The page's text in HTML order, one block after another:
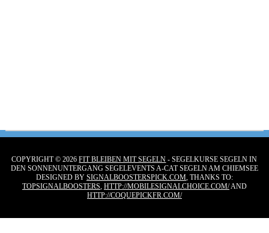
COPYRIGHT © 2026FIT BLEIBEN MIT SEGELN - SEGELKURSE SEGELN IN
DEN SONNENUNTERGANG SEGELEVENTS A-CAT SEGELN AM CHIEMSEE
DESIGNED BY SIGNALBOOSTERSPICK.COM, THANKS TO:
TOPSIGNALBOOSTERS, HTTP://MOBILESIGNALCHOICE.COM/AND
HTTP://COQUEPICKFR.COM/